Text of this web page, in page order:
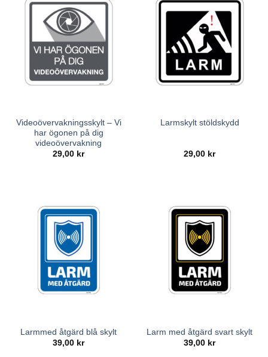
Videoövervakningsskylt – Vi
har ögonen på dig
videoövervakning
29,00 kr
Larmskylt stöldskydd
29,00 kr
Larmmed åtgärd blå skylt
39,00 kr
Larm med åtgärd svart skylt
39,00 kr